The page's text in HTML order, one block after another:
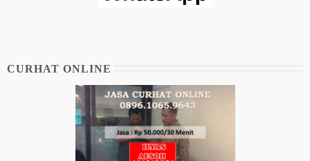
CURHAT ONLINE